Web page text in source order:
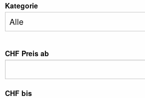
Kategorie
CHF Preis ab
CHF bis